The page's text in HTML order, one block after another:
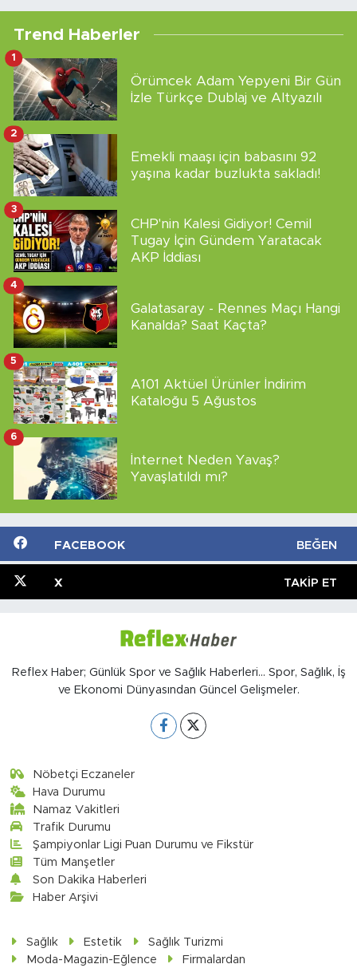
Trend Haberler
Örümcek Adam Yepyeni Bir Gün
İzle Türkçe Dublaj ve Altyazılı
1
Emekli maaşı için babasını 92
yaşına kadar buzlukta sakladı!
2
CHP'nin Kalesi Gidiyor! Cemil
Tugay İçin Gündem Yaratacak
AKP İddiası
3
Galatasaray - Rennes Maçı Hangi
Kanalda? Saat Kaçta?
4
A101 Aktüel Ürünler İndirim
Kataloğu 5 Ağustos
5
İnternet Neden Yavaş?
Yavaşlatıldı mı?
6
FACEBOOK BEĞEN
X TAKIP ET
Reflex Haber; Günlük Spor ve Sağlık Haberleri... Spor, Sağlık, İş
ve Ekonomi Dünyasından Güncel Gelişmeler.
Nöbetçi Eczaneler
Hava Durumu
Namaz Vakitleri
Trafik Durumu
Şampiyonlar Ligi Puan Durumu ve Fikstür
Tüm Manşetler
Son Dakika Haberleri
Haber Arşivi
Sağlık Estetik
Sağlık Turizmi
Moda-Magazin-Eğlence
Firmalardan